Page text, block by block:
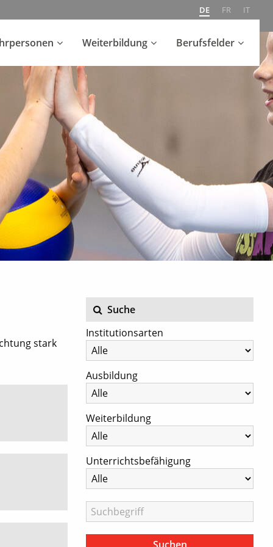
DE FR IT
Weiterbildung Berufsfelder
stark
Suche
Institutionsarten
Ausbildung
Weiterbildung
Unterrichtsbefähigung